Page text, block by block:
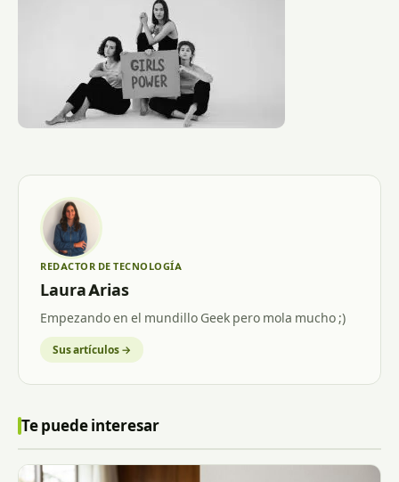
REDACTOR DE TECNOLOGÍA
Laura Arias
Empezando en el mundillo Geek pero mola mucho ;)
Sus artículos →
Te puede interesar